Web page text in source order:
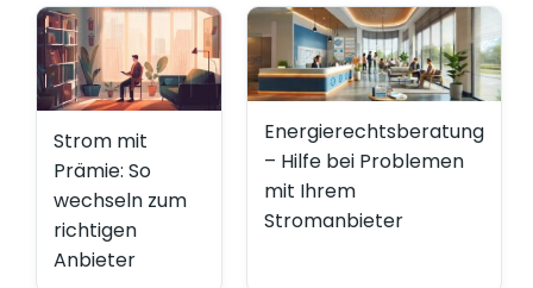
Strom mit
Prämie: So
wechseln zum
richtigen
Anbieter
Energierechtsberatung
– Hilfe bei Problemen
mit Ihrem
Stromanbieter